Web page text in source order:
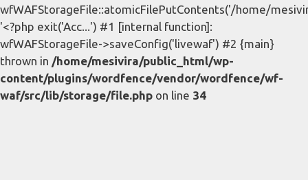
wfWAFStorageFile::atomicFilePutContents('/home/
'<?php exit('Acc...') #1 [internal function]:
wfWAFStorageFile->saveConfig('livewaf') #2 {main}
thrown in /home/mesivira/public_html/wp-
content/plugins/wordfence/vendor/wordfence/wf-
waf/src/lib/storage/file.php on line 34